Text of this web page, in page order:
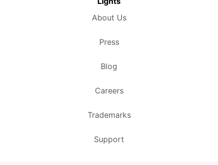
About Us
Press
Blog
Careers
Trademarks
Support